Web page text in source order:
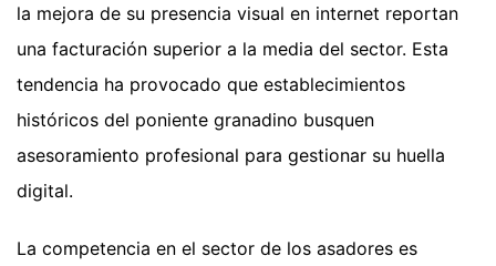
la mejora de su presencia visual en internet reportan
una facturación superior a la media del sector. Esta
tendencia ha provocado que establecimientos
históricos del poniente granadino busquen
asesoramiento profesional para gestionar su huella
digital.
La competencia en el sector de los asadores es